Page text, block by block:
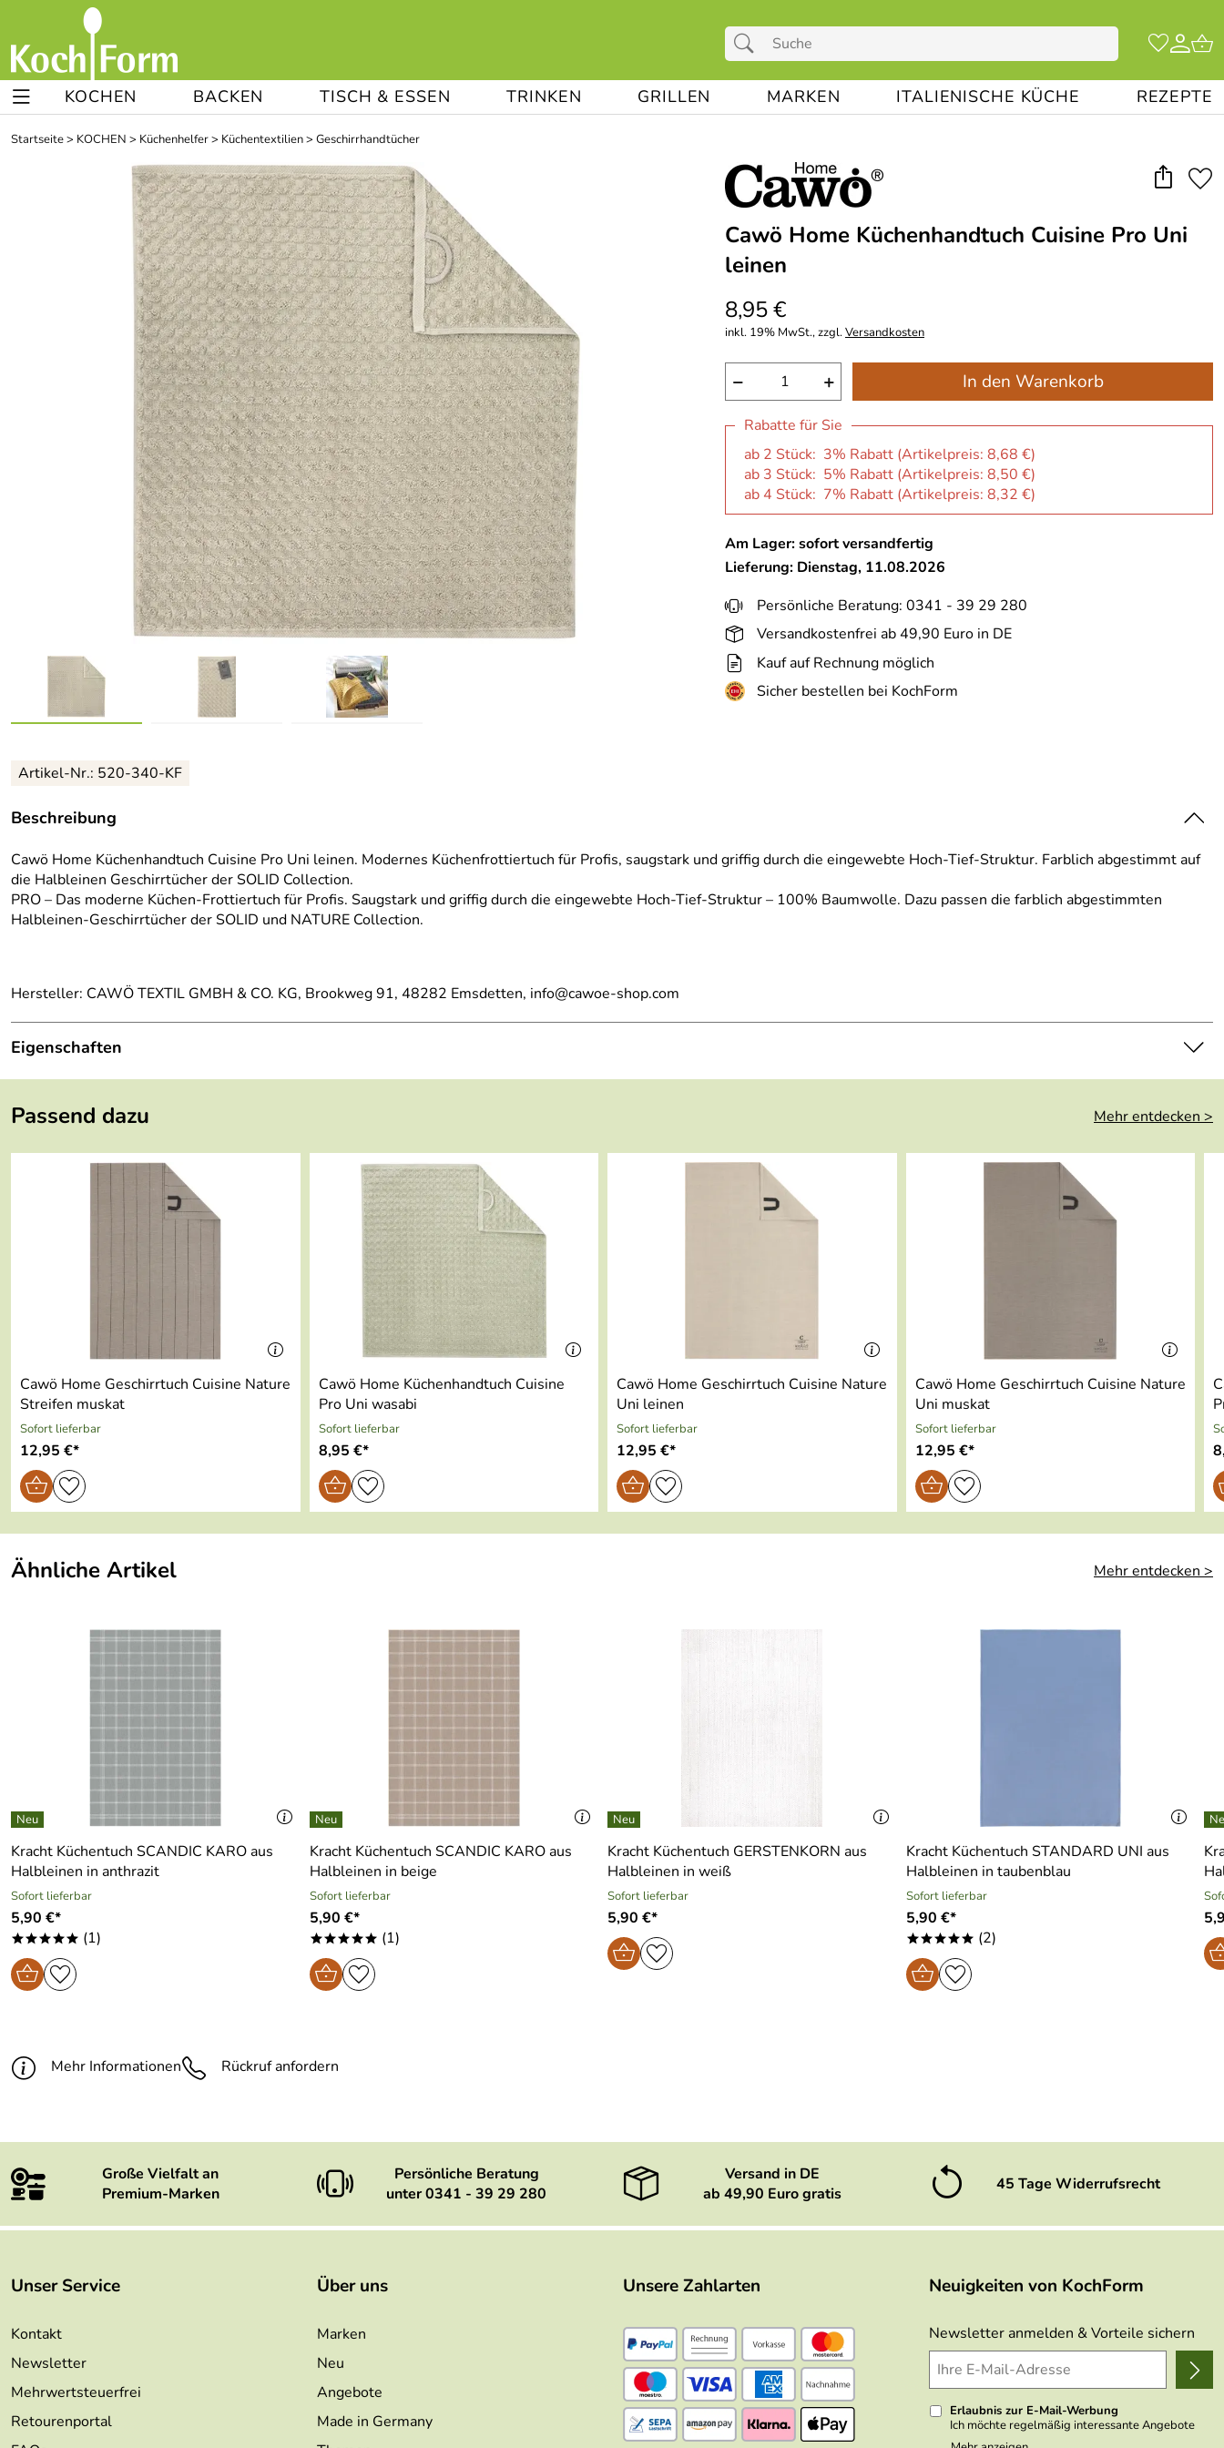
KOCHEN BACKEN TISCH & ESSEN TRINKEN GRILLEN MARKEN ITALIENISCHE KÜCHE REZEPTE
Startseite> KOCHEN > Küchenhelfer> Küchentextilien> Geschirrhandtücher
Cawö Home Küchenhandtuch Cuisine Pro Uni
leinen
8,95 €
inkl. 19% MwSt., zzgl.Versandkosten
− + In den Warenkorb
Rabatte für Sie
ab 2 Stück: 3% Rabatt (Artikelpreis: 8,68 €)
ab 3 Stück: 5% Rabatt (Artikelpreis: 8,50 €)
ab 4 Stück: 7% Rabatt (Artikelpreis: 8,32 €)
Am Lager: sofort versandfertig
Lieferung: Dienstag, 11.08.2026
Persönliche Beratung: 0341 - 39 29 280
Versandkostenfrei ab 49,90 Euro in DE
Kauf auf Rechnung möglich
Sicher bestellen bei KochForm
Artikel-Nr.: 520-340-KF
Beschreibung
Cawö Home Küchenhandtuch Cuisine Pro Uni leinen. Modernes Küchenfrottiertuch für Profis, saugstark und griffig durch die eingewebte Hoch-Tief-Struktur. Farblich abgestimmt auf
die Halbleinen Geschirrtücher der SOLID Collection.
PRO – Das moderne Küchen-Frottiertuch für Profis. Saugstark und griffig durch die eingewebte Hoch-Tief-Struktur – 100% Baumwolle. Dazu passen die farblich abgestimmten
Halbleinen-Geschirrtücher der SOLID und NATURE Collection.
Hersteller: CAWÖ TEXTIL GMBH & CO. KG, Brookweg 91, 48282 Emsdetten, info@cawoe-shop.com
Eigenschaften
Breite:
50 cm
0,11 kg
leinen
100% Baumwolle, Walkfrottier-Qualität
waschbar bei 60° Grad
Trommeltrocknen bei niedriger Temperatur
Bügeln mit mäßiger Temperatur
Ökotex-Standard 100 - 94.0.9960
Passend dazu Mehr entdecken >
Cawö Home Geschirrtuch Cuisine Nature
Streifen muskat
Sofort lieferbar
12,95 €*
Cawö Home Küchenhandtuch Cuisine
Pro Uni wasabi
Sofort lieferbar
8,95 €*
Cawö Home Geschirrtuch Cuisine Nature
Uni leinen
Sofort lieferbar
12,95 €*
Cawö Home Geschirrtuch Cuisine Nature
Uni muskat
Sofort lieferbar
12,95 €*
Ähnliche Artikel Mehr entdecken >
Kracht Küchentuch SCANDIC KARO aus
Halbleinen in anthrazit
Sofort lieferbar
5,90 €*
***** (1)
Kracht Küchentuch SCANDIC KARO aus
Halbleinen in beige
Sofort lieferbar
5,90 €*
***** (1)
Kracht Küchentuch GERSTENKORN aus
Halbleinen in weiß
Sofort lieferbar
5,90 €*
Kracht Küchentuch STANDARD UNI aus
Halbleinen in taubenblau
Sofort lieferbar
5,90 €*
***** (2)
Mehr Informationen Rückruf anfordern
Große Vielfalt an
Premium-Marken
Persönliche Beratung
unter 0341 - 39 29 280
Versand in DE
ab 49,90 Euro gratis
45 Tage Widerrufsrecht
Unser Service
Kontakt
Newsletter
Mehrwertsteuerfrei
Retourenportal
Über uns
Marken
Neu
Angebote
Made in Germany
Unsere Zahlarten Neuigkeiten von KochForm
Newsletter anmelden & Vorteile sichern
Erlaubnis zur E-Mail-Werbung
Ich möchte regelmäßig interessante Angebote
per E-Mail erhalten. Meine E-Mail-Adresse wird